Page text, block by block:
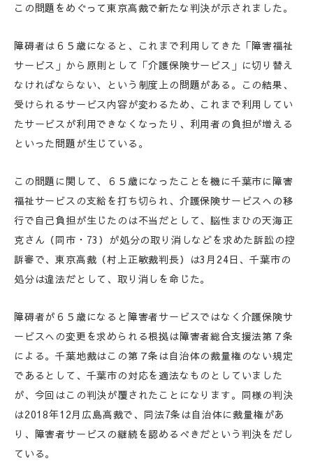
この問題をめぐって東京高裁で新たな判決が示されました。
障碍者は６５歳になると、これまで利用してきた「障害福祉
サービス」から原則として「介護保険サービス」に切り替え
なければならない、という制度上の問題がある。この結果、
受けられるサービス内容が変わるため、これまで利用してい
たサービスが利用できなくなったり、利用者の負担が増える
といった問題が生じている。
この問題に関して、６５歳になったことを機に千葉市に障害
福祉サービスの支給を打ち切られ、介護保険サービスへの移
行で自己負担が生じたのは不当だとして、脳性まひの天海正
克さん（同市・73）が処分の取り消しなどを求めた訴訟の控
訴審で、東京高裁（村上正敏裁判長）は3月24日、千葉市の
処分は違法だとして、取り消しを命じた。
障碍者が６５歳になると障害者サービスではなく介護保険サ
ービスへの変更を求められる根拠は障害者総合支援法第７条
による。千葉地裁はこの第７条は自治体の裁量権のない規定
であるとして、千葉市の対応を適法なものとしていました
が、今回はこの判決が覆されたことになります。同様の判決
は2018年12月広島高裁で、同法7条は自治体に裁量権があ
り、障害者サービスの継続を認めるべきだという判決をだし
ている。